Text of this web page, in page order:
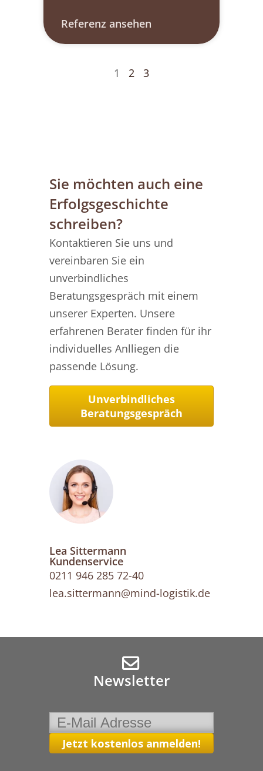
Referenz ansehen
1 2 3
Sie möchten auch eine
Erfolgsgeschichte
schreiben?
Kontaktieren Sie uns und
vereinbaren Sie ein
unverbindliches
Beratungsgespräch mit einem
unserer Experten. Unsere
erfahrenen Berater finden für ihr
individuelles Anlliegen die
passende Lösung.
Unverbindliches
Beratungsgespräch
Lea Sittermann
Kundenservice
0211 946 285 72-40
lea.sittermann@mind-logistik.de
Newsletter